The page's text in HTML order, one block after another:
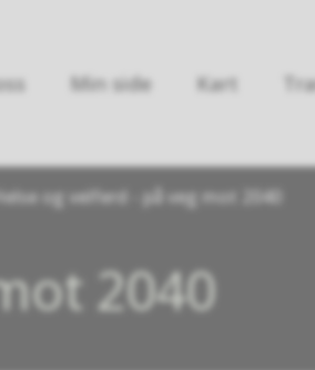
Min side Kart
og velferd - på veg mot 2040
2040